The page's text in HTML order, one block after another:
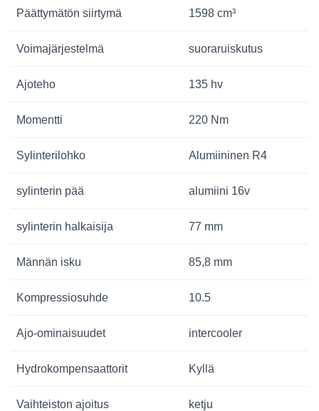
Päättymätön siirtymä 1598 cm³
Voimajärjestelmä suoraruiskutus
Ajoteho 135 hv
Momentti 220 Nm
Sylinterilohko Alumiininen R4
sylinterin pää alumiini 16v
sylinterin halkaisija 77 mm
Männän isku 85,8 mm
Kompressiosuhde 10.5
Ajo-ominaisuudet intercooler
Hydrokompensaattorit Kyllä
Vaihteiston ajoitus ketju